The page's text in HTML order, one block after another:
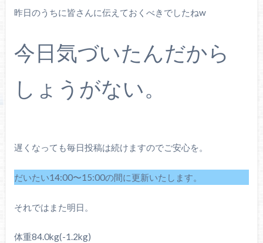
昨日のうちに皆さんに伝えておくべきでしたねw
今日気づいたんだから
しょうがない。
遅くなっても毎日投稿は続けますのでご安心を。
だいたい14:00〜15:00の間に更新いたします。
それではまた明日。
体重84.0kg(-1.2kg)